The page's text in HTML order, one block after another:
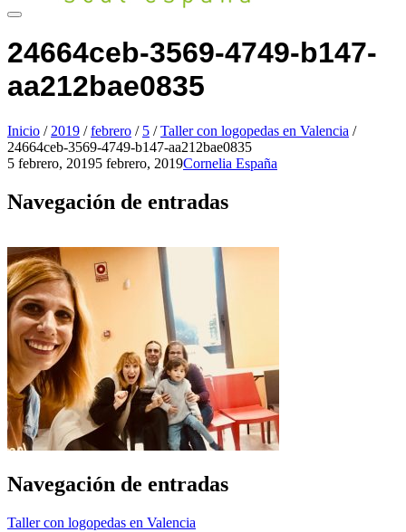
24664ceb-3569-4749-b147-
aa212bae0835
Inicio / 2019 / febrero / 5 / Taller con logopedas en Valencia /
24664ceb-3569-4749-b147-aa212bae0835
5 febrero, 20195 febrero, 2019Cornelia España
Navegación de entradas
Navegación de entradas
Taller con logopedas en Valencia